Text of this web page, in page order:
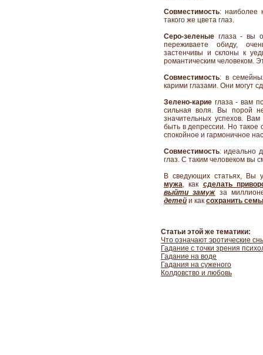
Совместимость: наиболее
такого же цвета глаз.
Серо-зеленые глаза - вы
переживаете обиду,
застенчивы и склоны к
романтическим человеком.
Совместимость: в
карими глазами. Они могут
Зелено-карие глаза - вам
сильная воля. Вы порой
значительных успехов.
быть в депрессии. Но такое
спокойное и гармоничное
Совместимость: идеально
глаз. С таким человеком вы
В сведующих статьях, Вы
мужа, как сделать
выйти замуж за
детей и как сохранить
Статьи этой же тематики:
Что означают эротические
Гадание с точки зрения
Гадание на воде
Гадания на суженого
Колдовство и любовь